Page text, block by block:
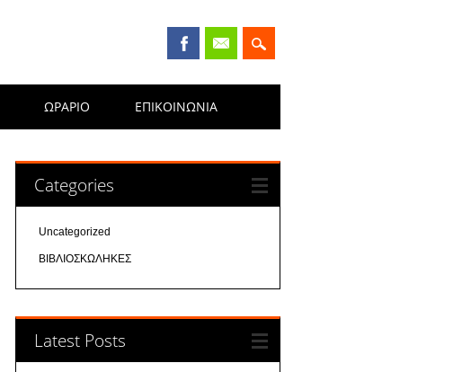
ΩΡΑΡΙΟ ΕΠΙΚΟΙΝΩΝΊΑ
Categories
Uncategorized
ΒΙΒΛΙΟΣΚΩΛΗΚΕΣ
Latest Posts